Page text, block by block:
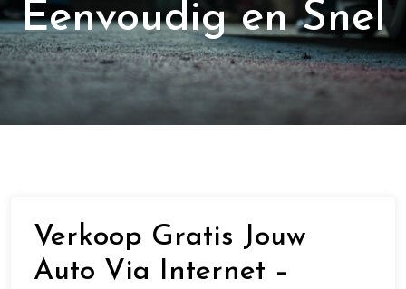
Eenvoudig en Snel
Verkoop Gratis Jouw
Auto Via Internet –